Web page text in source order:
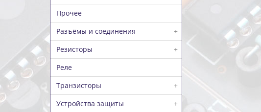
Прочее
Разъёмы и соединения
+
Резисторы
+
Реле
Транзисторы
+
Устройства защиты
+